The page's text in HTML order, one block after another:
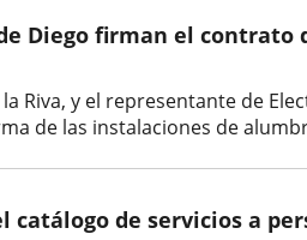
Diego firman el
Riva, y el representante de
de las instalaciones de
de servicios a